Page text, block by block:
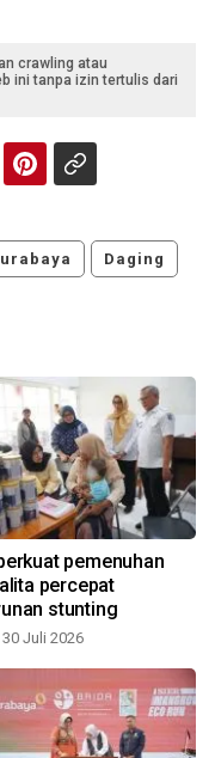
crawling atau
ini tanpa izin tertulis dari
Daging
pemenuhan
percepat
stunting
Juli 2026